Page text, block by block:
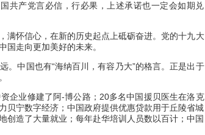
共产党言必信，行必果，上述承诺也一定会如期兑
满怀信心，在新的历史起点上砥砺奋进。党的十九大
走向更加美好的未来。
。中国也有“海纳百川，有容乃大”的格言。正是出于
企业修建了阿-博公路；20多名中国援贝医生在洛克
贝宁数字经济；中国政府提供优惠贷款用于丘陵省城
创造了大量就业；每年赴华培训人员数以百计；中国